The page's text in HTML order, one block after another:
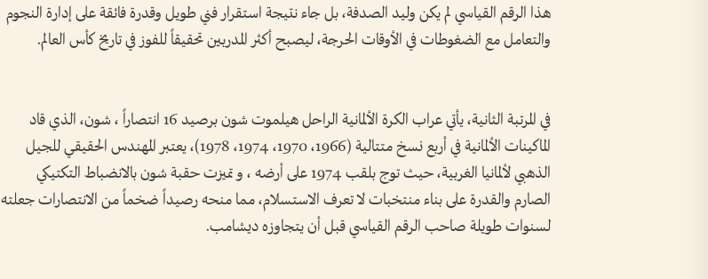
هذا الرقم القياسي لم يكن وليد الصدفة، بل جاء نتيجة استقرار فني طويل وقدرة فائقة على إدارة النجوم
والتعامل مع الضغوطات في الأوقات الحرجة، ليصبح أكثر المدربين تحقيقاً للفوز في تاريخ كأس العالم.
في المرتبة الثانية، يأتي عراب الكرة الألمانية الراحل هيلموت شون برصيد 16 انتصاراً ، شون، الذي قاد
الماكينات الألمانية في أربع نسخ متتالية (1966، 1970، 1974، 1978)، يعتبر المهندس الحقيقي للجيل
الذهبي لألمانيا الغربية، حيث توج بلقب 1974 على أرضه ، و تميزت حقبة شون بالانضباط التكتيكي
الصارم والقدرة على بناء منتخبات لا تعرف الاستسلام، مما منحه رصيداً ضخماً من الانتصارات جعلته
لسنوات طويلة صاحب الرقم القياسي قبل أن يتجاوزه ديشامب.